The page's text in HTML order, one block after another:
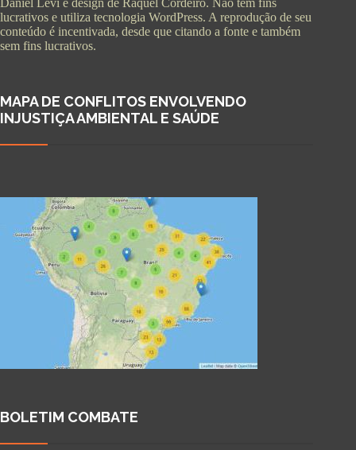
Daniel Levi e design de Raquel Cordeiro. Não tem fins
lucrativos e utiliza tecnologia WordPress. A reprodução de seu
conteúdo é incentivada, desde que citando a fonte e também
sem fins lucrativos.
MAPA DE CONFLITOS ENVOLVENDO
INJUSTIÇA AMBIENTAL E SAÚDE
BOLETIM COMBATE